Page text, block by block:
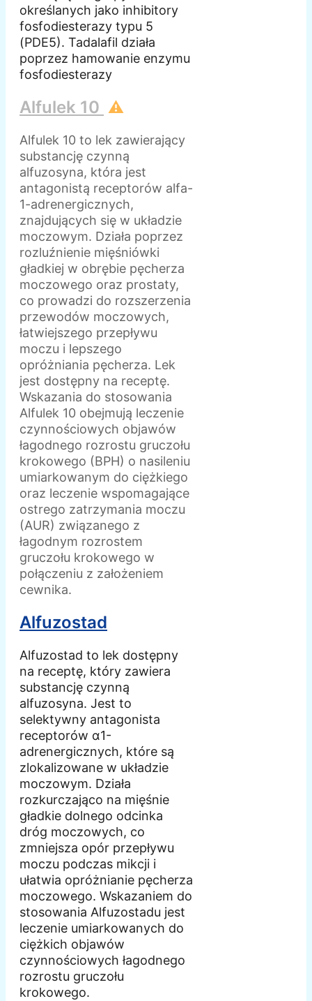
określanych jako inhibitory
fosfodiesterazy typu 5
(PDE5). Tadalafil działa
poprzez hamowanie enzymu
fosfodiesterazy
Alfulek 10 ⚠️
Alfulek 10 to lek zawierający
substancję czynną
alfuzosyna, która jest
antagonistą receptorów alfa-
1-adrenergicznych,
znajdujących się w układzie
moczowym. Działa poprzez
rozluźnienie mięśniówki
gładkiej w obrębie pęcherza
moczowego oraz prostaty,
co prowadzi do rozszerzenia
przewodów moczowych,
łatwiejszego przepływu
moczu i lepszego
opróżniania pęcherza. Lek
jest dostępny na receptę.
Wskazania do stosowania
Alfulek 10 obejmują leczenie
czynnościowych objawów
łagodnego rozrostu gruczołu
krokowego (BPH) o nasileniu
umiarkowanym do ciężkiego
oraz leczenie wspomagające
ostrego zatrzymania moczu
(AUR) związanego z
łagodnym rozrostem
gruczołu krokowego w
połączeniu z założeniem
cewnika.
Alfuzostad
Alfuzostad to lek dostępny
na receptę, który zawiera
substancję czynną
alfuzosyna. Jest to
selektywny antagonista
receptorów α1-
adrenergicznych, które są
zlokalizowane w układzie
moczowym. Działa
rozkurczająco na mięśnie
gładkie dolnego odcinka
dróg moczowych, co
zmniejsza opór przepływu
moczu podczas mikcji i
ułatwia opróżnianie pęcherza
moczowego. Wskazaniem do
stosowania Alfuzostadu jest
leczenie umiarkowanych do
ciężkich objawów
czynnościowych łagodnego
rozrostu gruczołu
krokowego.